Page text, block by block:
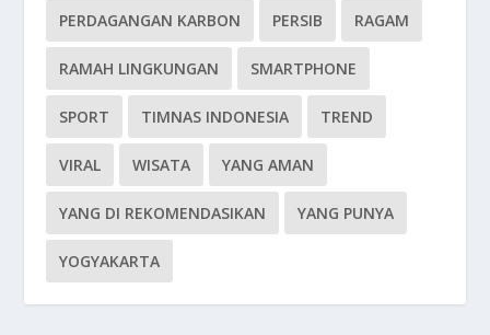
PERDAGANGAN KARBON PERSIB RAGAM
RAMAH LINGKUNGAN SMARTPHONE
SPORT TIMNAS INDONESIA TREND
VIRAL WISATA YANG AMAN
YANG DI REKOMENDASIKAN YANG PUNYA
YOGYAKARTA